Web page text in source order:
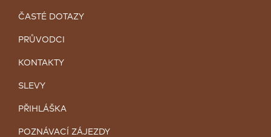
ČASTÉ DOTAZY
PRŮVODCI
KONTAKTY
SLEVY
PŘIHLÁŠKA
POZNÁVACÍ ZÁJEZDY